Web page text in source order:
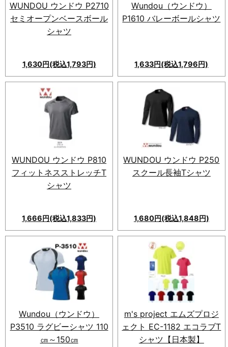
WUNDOU ウンドウ P2710
セミオープンベースボール
シャツ
1,630円(税込1,793円)
Wundou（ウンドウ）
P1610 バレーボールシャツ
1,633円(税込1,796円)
Wundou（ウンドウ）P1610
バレーボールシャツ！吸汗速乾
のドライ素材で快適。動きやす
く、可動域広がる設計。セット
アップ可能でスポーツ体験
UP。シンプル＆スタイリッシ
ュな着こなし！
WUNDOU ウンドウ P810
フィットネスストレッチT
シャツ
1,666円(税込1,833円)
WUNDOU ウンドウ P250
スクール長袖Tシャツ
1,680円(税込1,848円)
Wundou（ウンドウ）
P3510 ラグビーシャツ 110
㎝～150㎝
m's project エムズプロジ
ェクト EC-1182 エコラブT
シャツ【日本製】